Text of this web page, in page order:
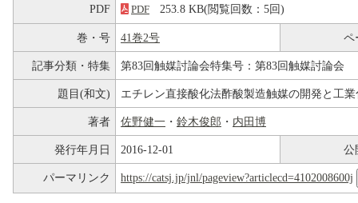
PDF PDF 253.8 KB(閲覧回数：5回)
巻・号 41巻2号 ペ
記事分類・特集 第83回触媒討論会特集号：第83回触媒討論会
題目(和文) エチレン直接酸化法酢酸製造触媒の開発と工業
著者 佐野健一 ・ 鈴木俊郎 ・ 内田博
発行年月日 2016-12-01 公
パーマリンク https://catsj.jp/jnl/pageview?articlecd=4102008600j